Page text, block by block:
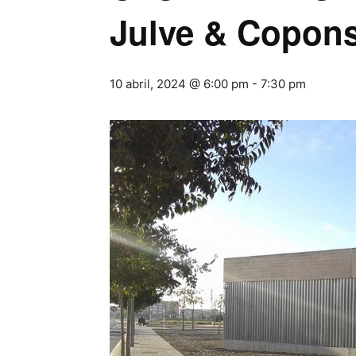
Julve &
10 abril, 2024 @ 6:00 pm - 7:30 pm